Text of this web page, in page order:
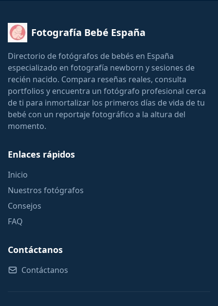
Fotografía Bebé España
Directorio de fotógrafos de bebés en España
especializado en fotografía newborn y sesiones de
recién nacido. Compara reseñas reales, consulta
portfolios y encuentra un fotógrafo profesional cerca
de ti para inmortalizar los primeros días de vida de tu
bebé con un reportaje fotográfico a la altura del
momento.
Enlaces rápidos
Inicio
Nuestros fotógrafos
Consejos
FAQ
Contáctanos
Contáctanos